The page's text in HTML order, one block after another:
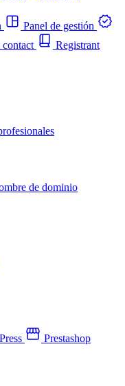
Panel de gestión
Registrant
de dominio
Prestashop